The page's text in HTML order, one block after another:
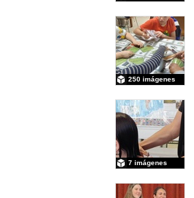
250 imágenes
7 imágenes